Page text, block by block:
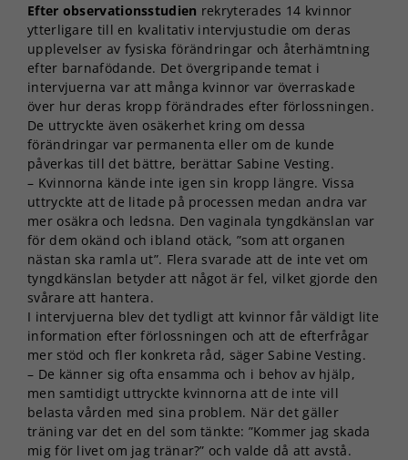
Efter observationsstudien rekryterades 14 kvinnor
ytterligare till en kvalitativ intervjustudie om deras
upplevelser av fysiska förändringar och återhämtning
efter barnafödande. Det övergripande temat i
intervjuerna var att många kvinnor var överraskade
över hur deras kropp förändrades efter förlossningen.
De uttryckte även osäkerhet kring om dessa
förändringar var permanenta eller om de kunde
påverkas till det bättre, berättar Sabine Vesting.
– Kvinnorna kände inte igen sin kropp längre. Vissa
uttryckte att de litade på processen medan andra var
mer osäkra och ledsna. Den vaginala tyngdkänslan var
för dem okänd och ibland otäck, ”som att organen
nästan ska ramla ut”. Flera svarade att de inte vet om
tyngdkänslan betyder att något är fel, vilket gjorde den
svårare att hantera.
I intervjuerna blev det tydligt att kvinnor får väldigt lite
information efter förlossningen och att de efterfrågar
mer stöd och fler konkreta råd, säger Sabine Vesting.
– De känner sig ofta ensamma och i behov av hjälp,
men samtidigt uttryckte kvinnorna att de inte vill
belasta vården med sina problem. När det gäller
träning var det en del som tänkte: ”Kommer jag skada
mig för livet om jag tränar?” och valde då att avstå.